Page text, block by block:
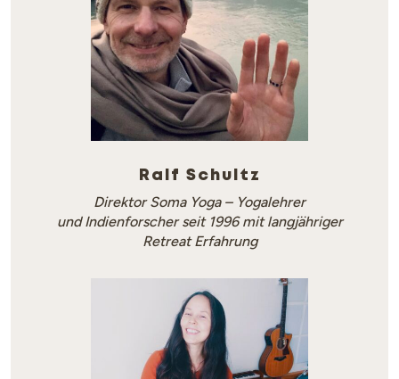
Ralf Schultz
Direktor Soma Yoga – Yogalehrer
und Indienforscher seit 1996 mit langjähriger
Retreat Erfahrung